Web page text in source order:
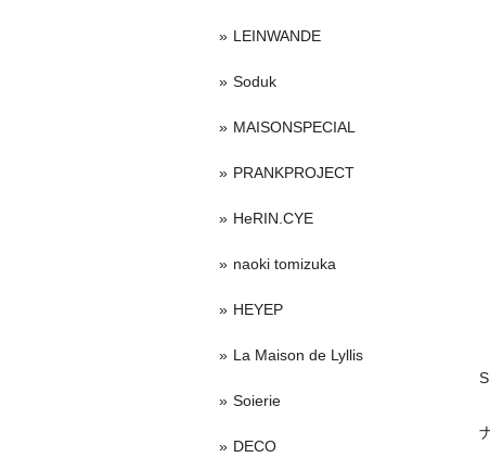
LEINWANDE
Soduk
MAISONSPECIAL
PRANKPROJECT
HeRIN.CYE
naoki tomizuka
HEYEP
La Maison de Lyllis
Soierie
DECO